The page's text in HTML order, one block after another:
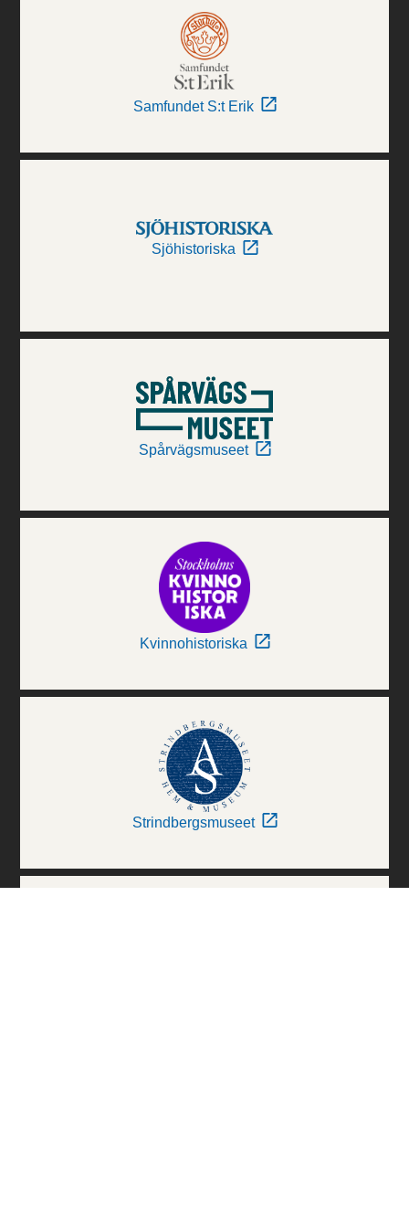
Samfundet S:t Erik
Sjöhistoriska
Spårvägsmuseet
Kvinnohistoriska
Strindbergsmuseet